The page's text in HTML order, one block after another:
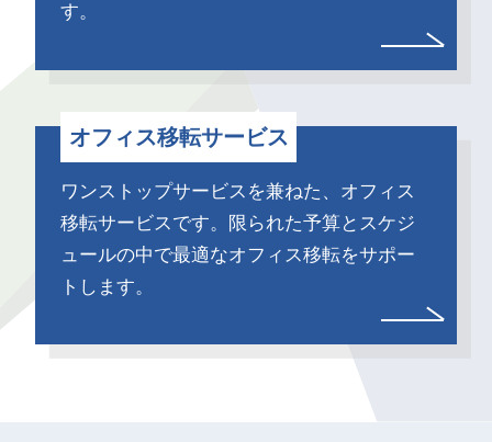
す。
オフィス移転サービス
ワンストップサービスを兼ねた、オフィス
移転サービスです。限られた予算とスケジ
ュールの中で最適なオフィス移転をサポー
トします。